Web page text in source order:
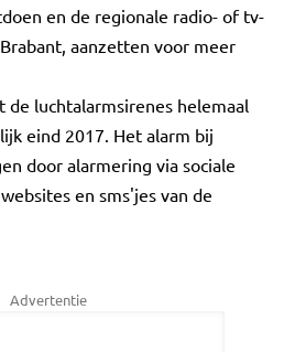
en de regionale radio- of tv-
aanzetten voor meer
de luchtalarmsirenes helemaal
eind 2017. Het alarm bij
door alarmering via sociale
en sms'jes van de
Advertentie